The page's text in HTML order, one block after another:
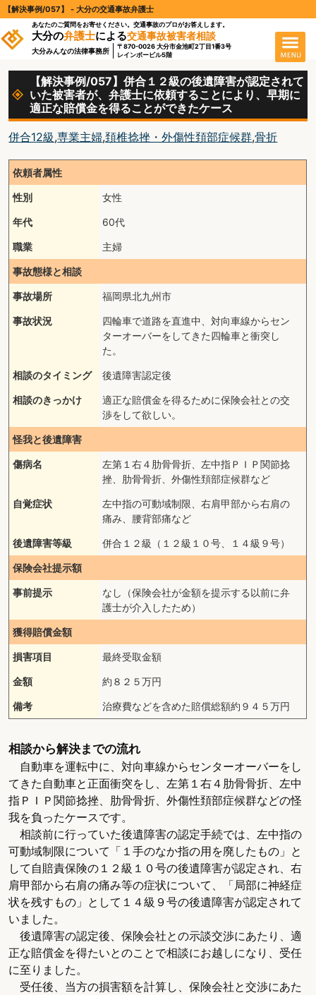
【解決事例/057】 - 大分の交通事故弁護士
あなたのご質問をお寄せください。交通事故のプロがお答えします。
大分の弁護士による交通事故被害者相談
大分みんなの法律事務所
〒870-0026 大分市金池町2丁目1番3号
レインボービル5階
【解決事例/057】併合１２級の後遺障害が認定されて
いた被害者が、弁護士に依頼することにより、早期に
適正な賠償金を得ることができたケース
併合12級,専業主婦,頚椎捻挫・外傷性頚部症候群,骨折
依頼者属性
性別 女性
年代 60代
職業 主婦
事故態様と相談
事故場所 福岡県北九州市
事故状況
四輪車で道路を直進中、対向車線からセン
ターオーバーをしてきた四輪車と衝突し
た。
相談のタイミング 後遺障害認定後
相談のきっかけ
適正な賠償金を得るために保険会社との交
渉をして欲しい。
怪我と後遺障害
傷病名
左第１右４肋骨骨折、左中指ＰＩＰ関節捻
挫、肋骨骨折、外傷性頚部症候群など
自覚症状
左中指の可動域制限、右肩甲部から右肩の
痛み、腰背部痛など
後遺障害等級 併合１２級（１２級１０号、１４級９号）
保険会社提示額
事前提示
なし（保険会社が金額を提示する以前に弁
護士が介入したため）
獲得賠償金額
損害項目 最終受取金額
金額 約８２５万円
備考 治療費などを含めた賠償総額約９４５万円
相談から解決までの流れ
自動車を運転中に、対向車線からセンターオーバーをし
てきた自動車と正面衝突をし、左第１右４肋骨骨折、左中
指ＰＩＰ関節捻挫、肋骨骨折、外傷性頚部症候群などの怪
我を負ったケースです。
相談前に行っていた後遺障害の認定手続では、左中指の
可動域制限について「１手のなか指の用を廃したもの」と
して自賠責保険の１２級１０号の後遺障害が認定され、右
肩甲部から右肩の痛み等の症状について、「局部に神経症
状を残すもの」として１４級９号の後遺障害が認定されて
いました。
後遺障害の認定後、保険会社との示談交渉にあたり、適
正な賠償金を得たいとのことで相談にお越しになり、受任
に至りました。
受任後、当方の損害額を計算し、保険会社と交渉にあた